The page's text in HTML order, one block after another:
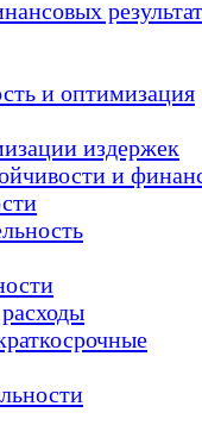
и оптимизация
издержек
и